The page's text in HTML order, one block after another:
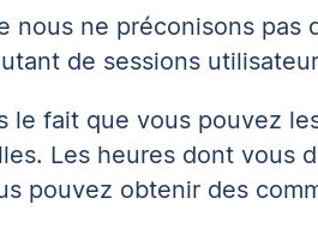
ne préconisons pas
de sessions
le fait que vous pouvez
Les heures dont vous
pouvez obtenir des